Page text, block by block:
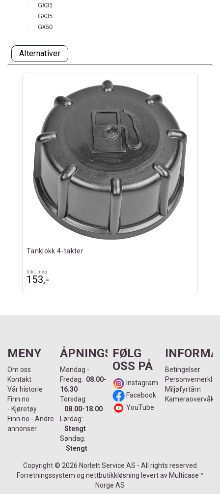
·
GX31
·
GX35
·
GX50
Alternativer
Tanklokk 4-takter
Inkl. mva
153,-
MENY
Om oss
Kontakt
Vår historie
Finn.no
- Kjøretøy
Finn.no - Andre
annonser
ÅPNINGSTIDER
Mandag -
Fredag: 08.00-
16.30
Torsdag:
08.00-18.00
Lørdag:
Stengt
Søndag:
Stengt
FØLG
OSS PÅ
Instagram
Facebook
YouTube
Betingelser
Miljøfyrtårn
Copyright © 2026 Norlett Service AS - All rights reserved
Forretningssystem og nettbutikkløsning levert av Multicase™
Norge AS